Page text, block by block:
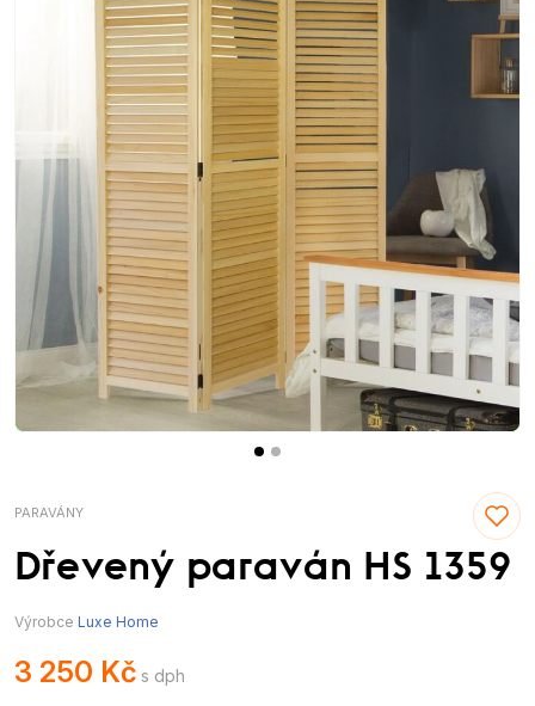
PARAVÁNY
Dřevený paraván HS 1359
Výrobce Luxe Home
3 250 Kč s dph